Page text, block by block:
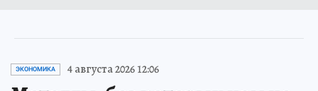
ЭКОНОМИКА 4 августа 2026 12:06